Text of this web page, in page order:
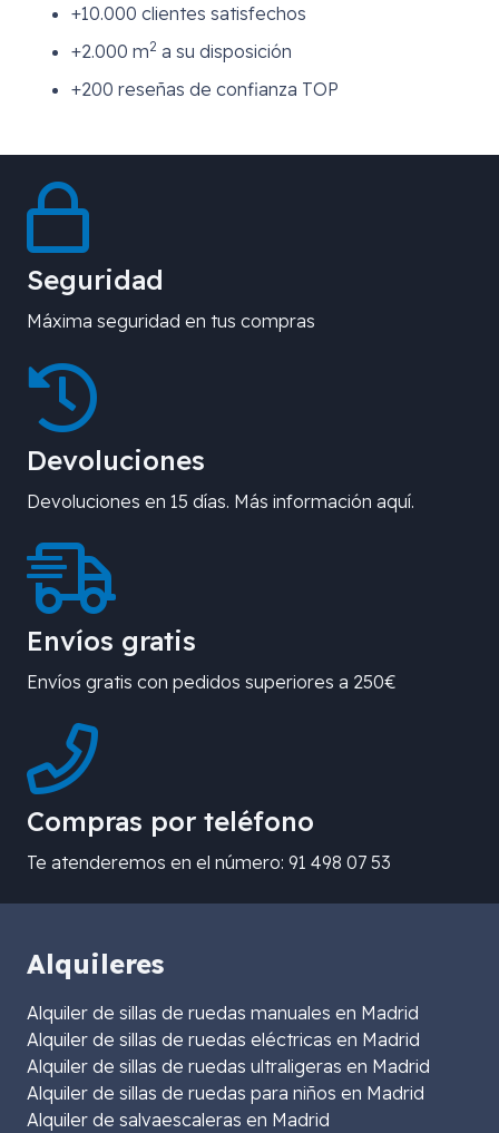
+10.000 clientes satisfechos
+2.000 m2 a su disposición
+200 reseñas de confianza TOP
Seguridad
Máxima seguridad en tus compras
Devoluciones
Devoluciones en 15 días. Más información aquí.
Envíos gratis
Envíos gratis con pedidos superiores a 250€
Compras por teléfono
Te atenderemos en el número: 91 498 07 53
Alquileres
Alquiler de sillas de ruedas manuales en Madrid
Alquiler de sillas de ruedas eléctricas en Madrid
Alquiler de sillas de ruedas ultraligeras en Madrid
Alquiler de sillas de ruedas para niños en Madrid
Alquiler de salvaescaleras en Madrid